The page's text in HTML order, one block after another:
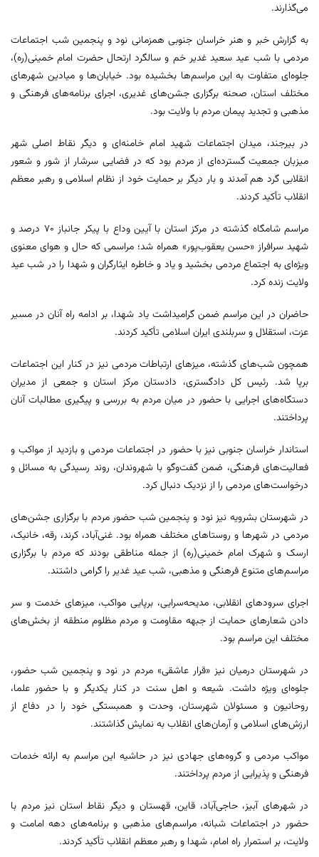
می‌گذارند.
به گزارش خبر و هنر خراسان جنوبی همزمانی نود و پنجمین شب اجتماعات
مردمی با شب عید سعید غدیر خم و سالگرد ارتحال حضرت امام خمینی(ره)،
جلوه‌ای متفاوت به این مراسم‌ها بخشیده بود. خیابان‌ها و میادین شهرهای
مختلف استان، صحنه برگزاری جشن‌های غدیری، اجرای برنامه‌های فرهنگی و
مذهبی و تجدید پیمان مردم با ولایت بود.
در بیرجند، میدان اجتماعات شهید امام خامنه‌ای و دیگر نقاط اصلی شهر
میزبان جمعیت گسترده‌ای از مردم بود که در فضایی سرشار از شور و شعور
انقلابی گرد هم آمدند و بار دیگر بر حمایت خود از نظام اسلامی و رهبر معظم
انقلاب تأکید کردند.
مراسم شامگاه گذشته در مرکز استان با آیین وداع با پیکر جانباز 70 درصد و
شهید سرافراز «حسن یعقوب‌پور» همراه شد؛ مراسمی که حال و هوای معنوی
ویژه‌ای به اجتماع مردمی بخشید و یاد و خاطره ایثارگران و شهدا را در شب عید
ولایت زنده کرد.
حاضران در این مراسم ضمن گرامیداشت یاد شهدا، بر ادامه راه آنان در مسیر
عزت، استقلال و سربلندی ایران اسلامی تأکید کردند.
همچون شب‌های گذشته، میزهای ارتباطات مردمی نیز در کنار این اجتماعات
برپا شد. رئیس کل دادگستری، دادستان مرکز استان و جمعی از مدیران
دستگاه‌های اجرایی با حضور در میان مردم به بررسی و پیگیری مطالبات آنان
پرداختند.
استاندار خراسان جنوبی نیز با حضور در اجتماعات مردمی و بازدید از مواکب و
فعالیت‌های فرهنگی، ضمن گفت‌وگو با شهروندان، روند رسیدگی به مسائل و
درخواست‌های مردمی را از نزدیک دنبال کرد.
در شهرستان بشرویه نیز نود و پنجمین شب حضور مردم با برگزاری جشن‌های
مردمی در شهرها و روستاهای مختلف همراه بود. غنی‌آباد، کرند، رقه، خانیک،
ارسک و شهرک امام خمینی(ره) از جمله مناطقی بودند که مردم با برگزاری
مراسم‌های متنوع فرهنگی و مذهبی، شب عید غدیر را گرامی داشتند.
اجرای سرودهای انقلابی، مدیحه‌سرایی، برپایی مواکب، میزهای خدمت و سر
دادن شعارهای حمایت از جبهه مقاومت و مردم مظلوم منطقه از بخش‌های
مختلف این مراسم‌ بود.
در شهرستان درمیان نیز «قرار عاشقی» مردم در نود و پنجمین شب حضور،
جلوه‌ای ویژه داشت. شیعه و اهل سنت در کنار یکدیگر و با حضور علما،
روحانیون و مسئولان شهرستان، وحدت و همبستگی خود را در دفاع از
ارزش‌های اسلامی و آرمان‌های انقلاب به نمایش گذاشتند.
مواکب مردمی و گروه‌های جهادی نیز در حاشیه این مراسم به ارائه خدمات
فرهنگی و پذیرایی از مردم پرداختند.
در شهرهای آبیز، حاجی‌آباد، قاین، قهستان و دیگر نقاط استان نیز مردم با
حضور در اجتماعات شبانه، مراسم‌های مذهبی و برنامه‌های دهه امامت و
ولایت، بر استمرار راه امام، شهدا و رهبر معظم انقلاب تأکید کردند.